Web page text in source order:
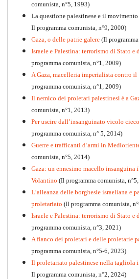
Per la difesa intransigente
comunista, n°5, 1993)
La questione palestinese e il
Il programma comunista, n°9, 2000)
Gaza, o delle patrie galere (Il
Israele e Palestina: terrorismo di Stato e
programma comunista, n°1, 2009)
A Gaza, macelleria imperialista contro il
programma comunista, n°1, 2009)
Il nemico dei proletari palestinesi è a
comunista, n°1, 2013)
Per uscire dall’insanguinato vicolo
programma comunista, n° 5, 2014)
Guerre e trafficanti d’armi in
comunista, n°5, 2014)
Gaza: un ennesimo macello
Volantino (Il programma comunista,
L’alleanza delle borghesie israeliana e
proletariato (Il programma comunista,
Israele e Palestina: terrorismo di Stato e
programma comunista, n°3, 2021)
A fianco dei proletari e delle proletarie
programma comunista, n°5-6, 2023)
Il proletariato palestinese nella tagliola
Il programma comunista, n°2, 2024)